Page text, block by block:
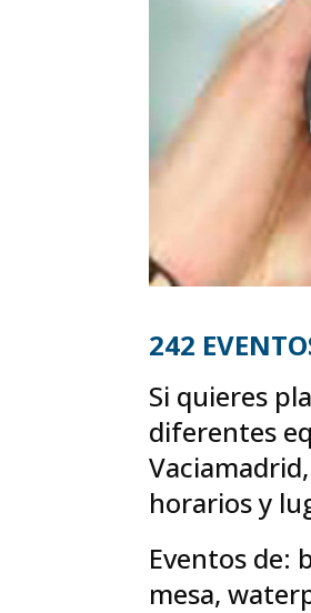
242
Si quieres
diferentes
horarios y
Eventos de:
mesa,